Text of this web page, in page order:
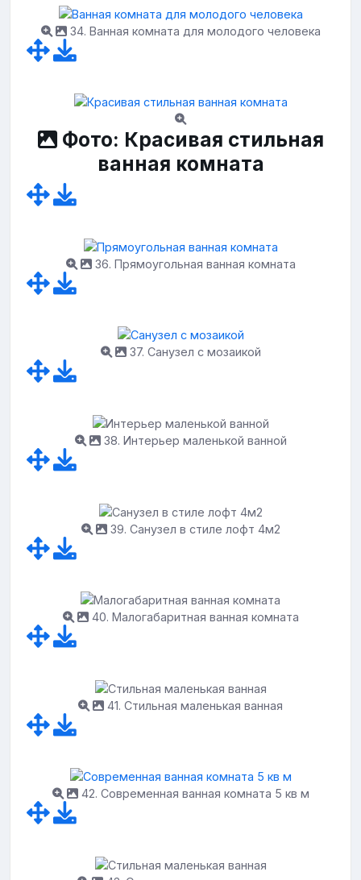
34. Ванная комната для молодого человека
Фото: Красивая стильная
ванная комната
36. Прямоугольная ванная комната
37. Санузел с мозаикой
38. Интерьер маленькой ванной
39. Санузел в стиле лофт 4м2
40. Малогабаритная ванная комната
41. Стильная маленькая ванная
42. Современная ванная комната 5 кв м